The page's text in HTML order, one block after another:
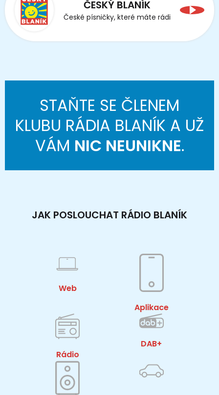
ČESKÝ BLANÍK
České písničky, které máte rádi
STAŇTE SE ČLENEM
KLUBU RÁDIA BLANÍK A UŽ
VÁM NIC NEUNIKNE.
JAK POSLOUCHAT RÁDIO BLANÍK
Web
Aplikace
Rádio
DAB+